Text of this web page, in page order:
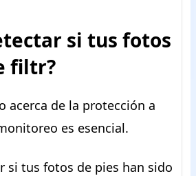
si tus fotos
filtr?
acerca de la protección a
es esencial.
si tus fotos de pies han sido